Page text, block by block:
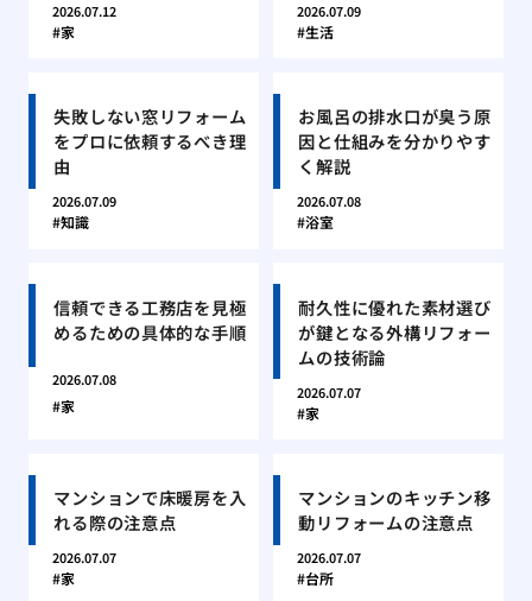
2026.07.12
家
2026.07.09
生活
失敗しない窓リフォーム
をプロに依頼するべき理
由
2026.07.09
知識
お風呂の排水口が臭う原
因と仕組みを分かりやす
く解説
2026.07.08
浴室
信頼できる工務店を見極
めるための具体的な手順
2026.07.08
家
耐久性に優れた素材選び
が鍵となる外構リフォー
ムの技術論
2026.07.07
家
マンションで床暖房を入
れる際の注意点
2026.07.07
家
マンションのキッチン移
動リフォームの注意点
2026.07.07
台所